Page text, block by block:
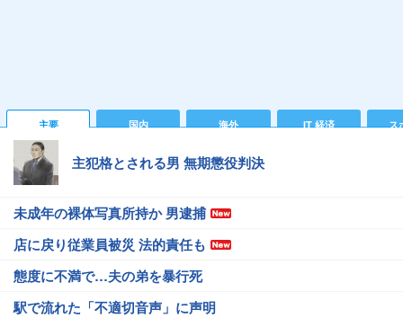
主要 国内 海外 IT 経済 ス
主犯格とされる男 無期懲役判決
未成年の裸体写真所持か 男逮捕
店に戻り従業員被災 法的責任も
態度に不満で…夫の弟を暴行死
駅で流れた「不適切音声」に声明